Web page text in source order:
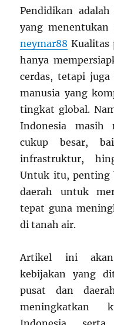
Pendidikan
yang menentukan
neymar88 Kualitas
hanya
cerdas, tetapi
manusia yang
tingkat global.
Indonesia masih
cukup besar,
infrastruktur,
Untuk itu, penting
daerah untuk
tepat guna
di tanah air.
Artikel ini akan
kebijakan yang
pusat dan
meningkatkan